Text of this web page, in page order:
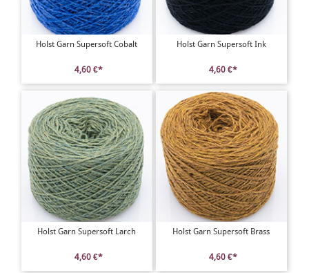
Holst Garn Supersoft Cobalt
4,60 €*
Holst Garn Supersoft Ink
4,60 €*
Holst Garn Supersoft Larch
4,60 €*
Holst Garn Supersoft Brass
4,60 €*